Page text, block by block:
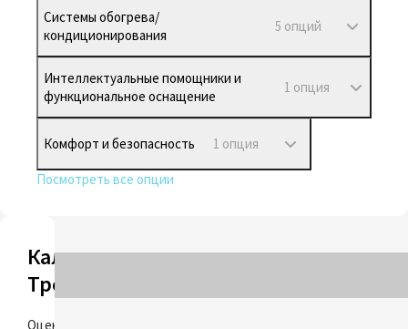
Системы обогрева/
кондиционирования
5 опций
Интеллектуальные помощники и
функциональное оснащение
1 опция
Комфорт и безопасность 1 опция
Посмотреть все опции
Калькулятор
Трейд-ин
Оцените свой